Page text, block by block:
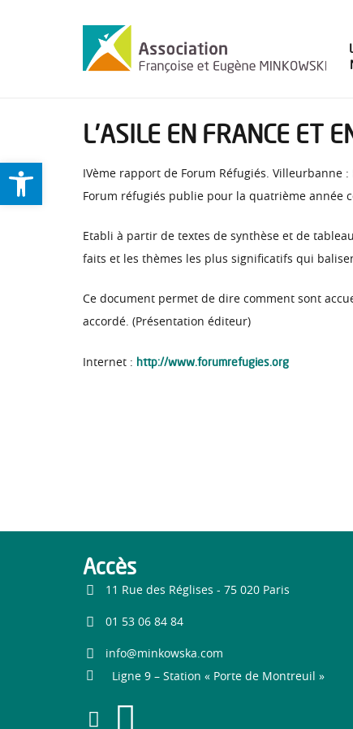
Ouvrir la barre d’outils
L’ASILE EN FRANCE ET
IVème rapport de Forum Réfugiés. Villeurbanne
Forum réfugiés publie pour la quatrième année
Etabli à partir de textes de synthèse et de
faits et les thèmes les plus significatifs qui
Ce document permet de dire comment sont
accordé. (Présentation éditeur)
Internet : http://www.forumrefugies.org
Accès
11 Rue des Réglises - 75 020 Paris
01 53 06 84 84
info@minkowska.com
Ligne 9 – Station « Porte de Montreuil »